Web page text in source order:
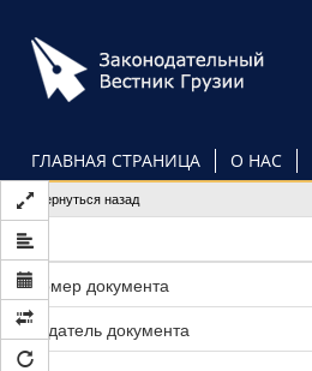
основному
содержанию
ГЛАВНАЯ СТРАНИЦА О НАС
Вернуться назад
Номер документа
Издатель документа